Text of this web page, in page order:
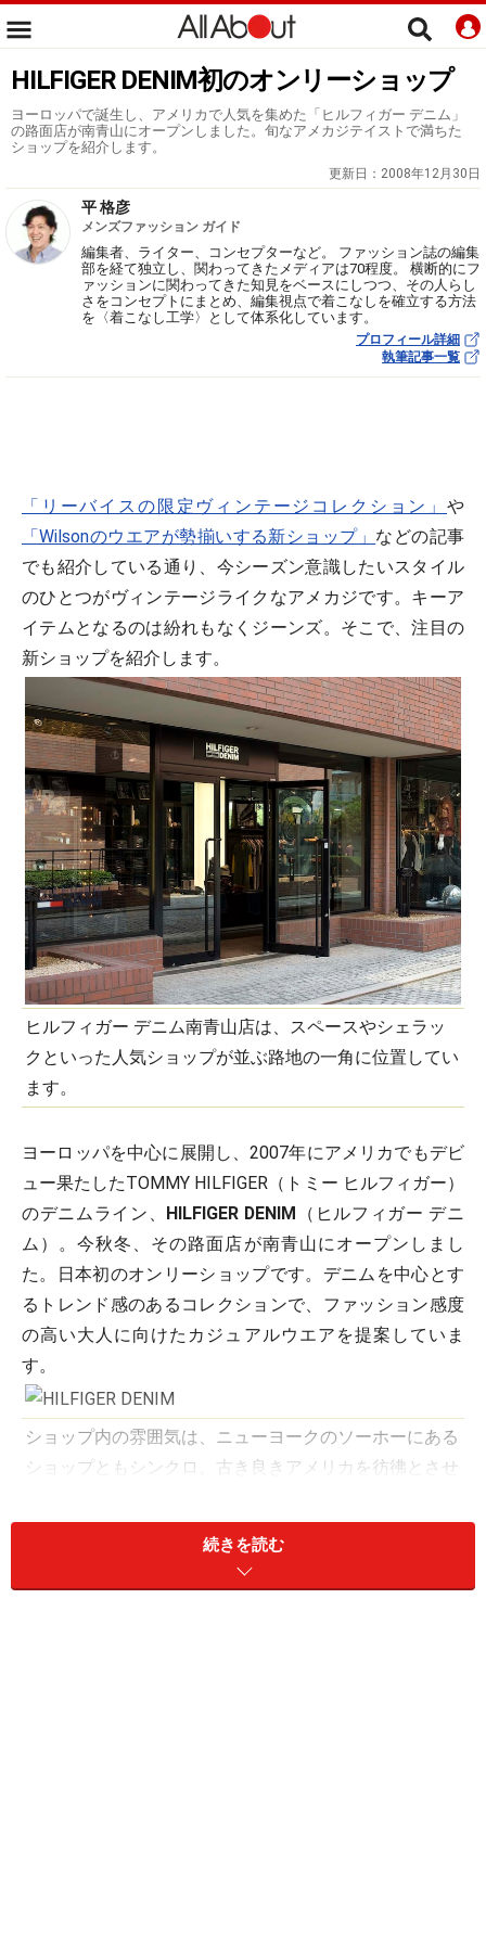
HILFIGER DENIM初のオンリーショップ
ヨーロッパで誕生し、アメリカで人気を集めた「ヒルフィガー デニム」
の路面店が南青山にオープンしました。旬なアメカジテイストで満ちた
ショップを紹介します。
更新日： 2008年12月30日
平 格彦
メンズファッション ガイド
編集者、ライター、コンセプターなど。 ファッション誌の編集
部を経て独立し、関わってきたメディアは70程度。 横断的にフ
ァッションに関わってきた知見をベースにしつつ、その人らし
さをコンセプトにまとめ、編集視点で着こなしを確立する方法
を〈着こなし工学〉として体系化しています。
プロフィール詳細
執筆記事一覧
「リーバイスの限定ヴィンテージコレクション」 や
「Wilsonのウエアが勢揃いする新ショップ」 などの記事
でも紹介している通り、今シーズン意識したいスタイル
のひとつがヴィンテージライクなアメカジです。キーア
イテムとなるのは紛れもなくジーンズ。そこで、注目の
新ショップを紹介します。
ヒルフィガー デニム南青山店は、スペースやシェラッ
クといった人気ショップが並ぶ路地の一角に位置してい
ます。
ヨーロッパを中心に展開し、2007年にアメリカでもデビ
ュー果たしたTOMMY HILFIGER（トミー ヒルフィガー）
のデニムライン、 HILFIGER DENIM （ヒルフィガー デニ
ム）。今秋冬、その路面店が南青山にオープンしまし
た。日本初のオンリーショップです。デニムを中心とす
るトレンド感のあるコレクションで、ファッション感度
の高い大人に向けたカジュアルウエアを提案していま
す。
ショップ内の雰囲気は、ニューヨークのソーホーにある
ショップともシンクロ。古き良きアメリカを彷彿とさせ
では、HILFIGER DENIM（ヒルフィガー デニ
ム）の3つのラインを紹介します。
続きを読む